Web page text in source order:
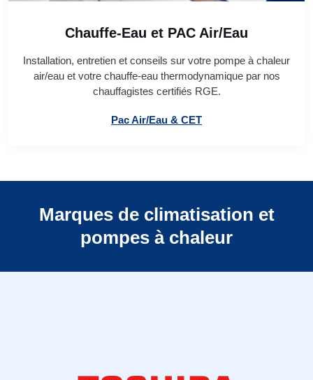
Chauffe-Eau et PAC Air/Eau
Installation, entretien et conseils sur votre pompe à chaleur
air/eau et votre chauffe-eau thermodynamique par nos
chauffagistes certifiés RGE.
Pac Air/Eau & CET
Marques de climatisation et
pompes à chaleur